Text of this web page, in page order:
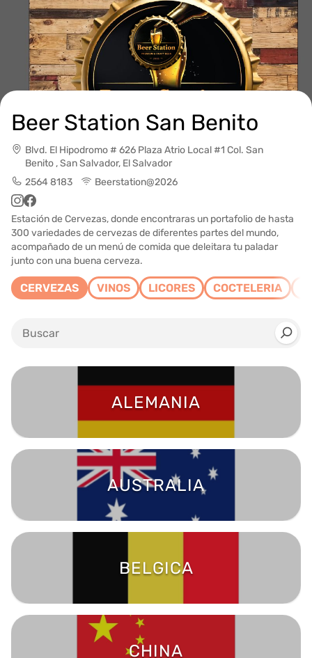
Beer Station San Benito
Blvd. El Hipodromo # 626 Plaza Atrio Local #1 Col. San
Benito , San Salvador, El Salvador
2564 8183
Beerstation@2026
Estación de Cervezas, donde encontraras un portafolio de hasta
300 variedades de cervezas de diferentes partes del mundo,
acompañado de un menú de comida que deleitara tu paladar
junto con una buena cerveza.
CERVEZAS VINOS LICORES COCTELERIA
ALEMANIA
AUSTRALIA
BELGICA
CHINA